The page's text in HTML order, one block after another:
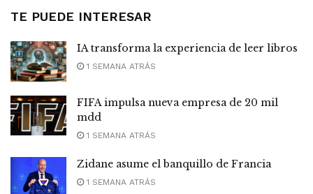
TE PUEDE INTERESAR
IA transforma la experiencia de leer libros
1 SEMANA ATRÁS
FIFA impulsa nueva empresa de 20 mil
mdd
1 SEMANA ATRÁS
Zidane asume el banquillo de Francia
1 SEMANA ATRÁS